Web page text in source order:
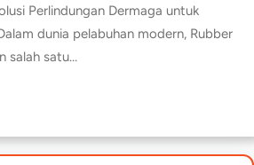
Perlindungan Dermaga untuk
dunia pelabuhan modern, Rubber
salah satu…